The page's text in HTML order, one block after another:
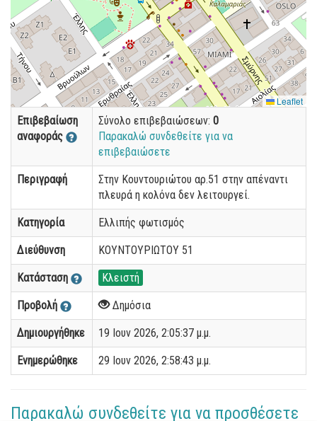
Leaflet
Επιβεβαίωση
αναφοράς
Σύνολο επιβεβαιώσεων: 0
Παρακαλώ συνδεθείτε για να
επιβεβαιώσετε
Περιγραφή
Στην Κουντουριώτου αρ.51 στην απέναντι
πλευρά η κολόνα δεν λειτουργεί.
Κατηγορία Ελλιπής φωτισμός
Διεύθυνση ΚΟΥΝΤΟΥΡΙΩΤΟΥ 51
Κατάσταση Κλειστή
Προβολή Δημόσια
Δημιουργήθηκε 19 Ιουν 2026, 2:05:37 μ.μ.
Ενημερώθηκε 29 Ιουν 2026, 2:58:43 μ.μ.
Παρακαλώ συνδεθείτε για να προσθέσετε